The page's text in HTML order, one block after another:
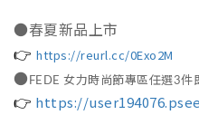
●春夏新品上市
👉 https://reurl.cc/0Exo2M
● FEDE 女力時尚節專區任選3件
👉 https://